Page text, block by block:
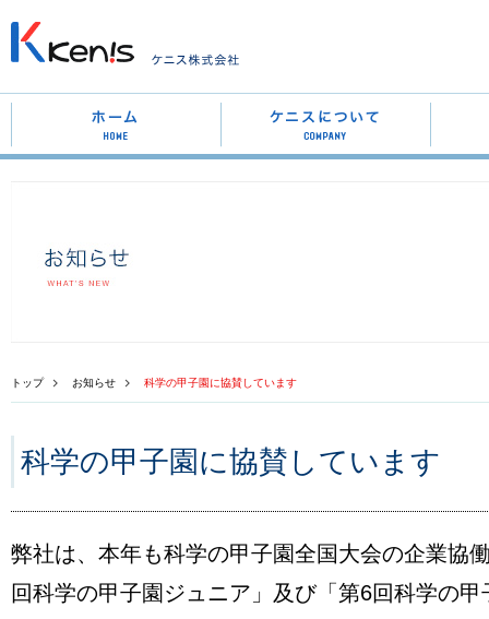
トップ お知らせ 科学の甲子園に協賛しています
科学の甲子園に協賛しています
弊社は、本年も科学の甲子園全国大会の企業協
回科学の甲子園ジュニア」及び「第6回科学の